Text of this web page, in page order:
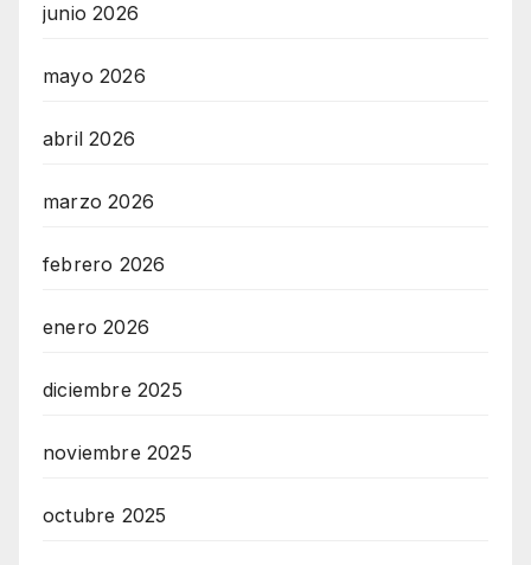
junio 2026
mayo 2026
abril 2026
marzo 2026
febrero 2026
enero 2026
diciembre 2025
noviembre 2025
octubre 2025